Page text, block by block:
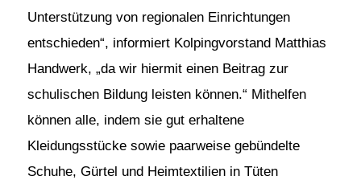
Unterstützung von regionalen Einrichtungen
entschieden“, informiert Kolpingvorstand Matthias
Handwerk, „da wir hiermit einen Beitrag zur
schulischen Bildung leisten können.“ Mithelfen
können alle, indem sie gut erhaltene
Kleidungsstücke sowie paarweise gebündelte
Schuhe, Gürtel und Heimtextilien in Tüten